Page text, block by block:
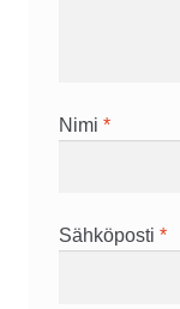
Nimi *
Sähköposti *